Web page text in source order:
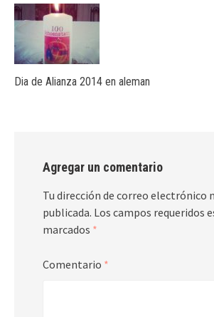
Dia de Alianza 2014 en aleman
Agregar un comentario
Tu dirección de correo electrónico
publicada. Los campos requeridos
marcados *
Comentario *